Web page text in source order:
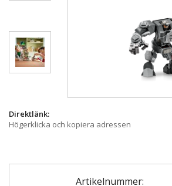
Direktlänk:
Högerklicka och kopiera adressen
Artikelnummer: